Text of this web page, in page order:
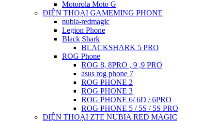
Motorola Moto G
ĐIỆN THOẠI GAMEMING PHONE
nubia-redmagic
Legion Phone
Black Shark
BLACKSHARK 5 PRO
ROG Phone
ROG 8, 8PRO , 9 ,9 PRO
asus rog phone 7
ROG PHONE 2
ROG PHONE 3
ROG PHONE 6/ 6D / 6PRO
ROG PHONE 5 / 5S / 5S PRO
ĐIỆN THOẠI ZTE NUBIA RED MAGIC